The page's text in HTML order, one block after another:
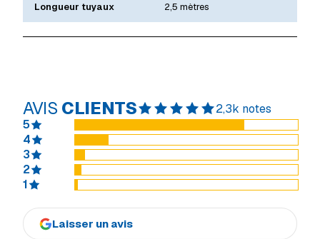
Longueur tuyaux 2,5 mètres
AVIS CLIENTS
2,3k notes
5
4
3
2
1
Laisser un avis